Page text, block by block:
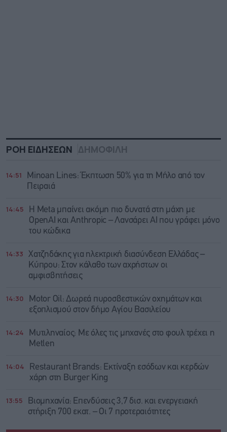
ΡΟΗ ΕΙΔΗΣΕΩΝ ΔΗΜΟΦΙΛΗ
14:51
Minoan Lines: Έκπτωση 50% για τη Μήλο από τον
Πειραιά
14:45
Η Meta μπαίνει ακόμη πιο δυνατά στη μάχη με
OpenAI και Anthropic – Λανσάρει AI που γράφει μόνο
του κώδικα
14:33
Χατζηδάκης για ηλεκτρική διασύνδεση Ελλάδας –
Κύπρου: Στον κάλαθο των αχρήστων οι
αμφισβητήσεις
14:30
Motor Oil: Δωρεά πυροσβεστικών οχημάτων και
εξοπλισμού στον δήμο Αγίου Βασιλείου
14:24
Μυτιληναίος: Με όλες τις μηχανές στο φουλ τρέχει η
Metlen
14:04
Restaurant Brands: Εκτίναξη εσόδων και κερδών
χάρη στη Burger King
13:55
Βιομηχανία: Επενδύσεις 3,7 δισ. και ενεργειακή
στήριξη 700 εκατ. – Οι 7 προτεραιότητες